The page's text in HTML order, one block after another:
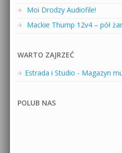
Moi Drodzy Audiofile!
Mackie Thump 12v4 – pół
WARTO ZAJRZEĆ
Estrada i Studio - Magazyn
POLUB NAS